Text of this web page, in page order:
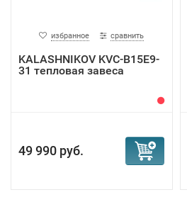
избранное сравнить
KALASHNIKOV KVС-B15E9-
31 тепловая завеса
49 990 руб.